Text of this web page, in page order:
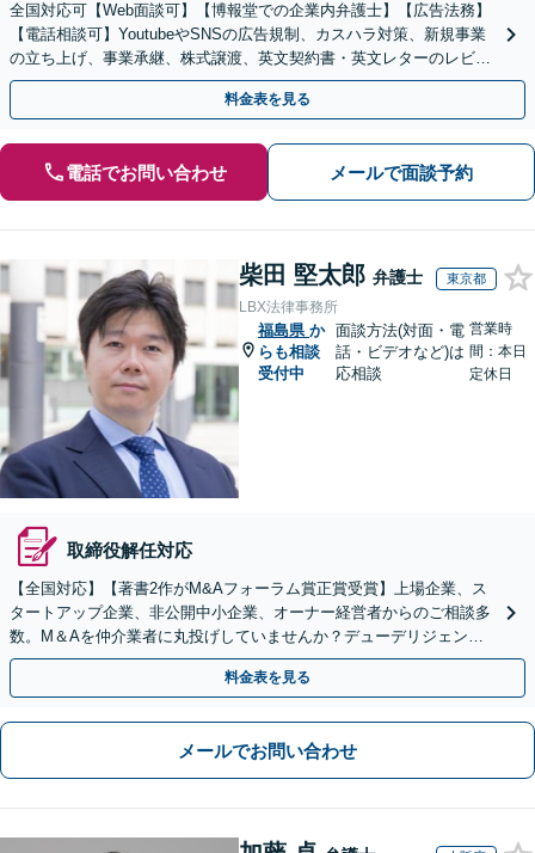
全国対応可【Web面談可】【博報堂での企業内弁護士】【広告法務】
【電話相談可】YoutubeやSNSの広告規制、カスハラ対策、新規事業
の立ち上げ、事業承継、株式譲渡、英文契約書・英文レターのレビュ
ー・ドラフトなどに対応。
料金表を見る
電話でお問い合わせ メールで面談予約
柴田 堅太郎 弁護士 東京都
LBX法律事務所
福島県 か
らも相談
受付中
面談方法(対面・電
話・ビデオなど)は
応相談
営業時
間：本日
定休日
取締役解任対応
【全国対応】【著書2作がM&Aフォーラム賞正賞受賞】上場企業、ス
タートアップ企業、非公開中小企業、オーナー経営者からのご相談多
数。M＆Aを仲介業者に丸投げしていませんか？デューデリジェンス
や契約書作成・交渉はお任せください【初回無料】
料金表を見る
メールでお問い合わせ